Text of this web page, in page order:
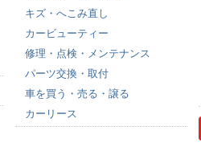
キズ・へこみ直し
カービューティー
修理・点検・メンテナンス
パーツ交換・取付
車を買う・売る・譲る
カーリース